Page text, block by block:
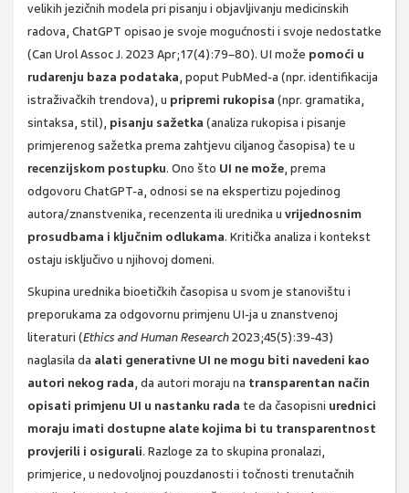
velikih jezičnih modela pri pisanju i objavljivanju medicinskih
radova, ChatGPT opisao je svoje mogućnosti i svoje nedostatke
(Can Urol Assoc J. 2023 Apr;17(4):79–80). UI može pomoći u
rudarenju baza podataka, poput PubMed-a (npr. identifikacija
istraživačkih trendova), u pripremi rukopisa (npr. gramatika,
sintaksa, stil), pisanju sažetka (analiza rukopisa i pisanje
primjerenog sažetka prema zahtjevu ciljanog časopisa) te u
recenzijskom postupku. Ono što UI ne može, prema
odgovoru ChatGPT-a, odnosi se na ekspertizu pojedinog
autora/znanstvenika, recenzenta ili urednika u vrijednosnim
prosudbama i ključnim odlukama. Kritička analiza i kontekst
ostaju isključivo u njihovoj domeni.
Skupina urednika bioetičkih časopisa u svom je stanovištu i
preporukama za odgovornu primjenu UI-ja u znanstvenoj
literaturi (Ethics and Human Research2023;45(5):39-43)
naglasila da alati generativne UI ne mogu biti navedeni kao
autori nekog rada, da autori moraju na transparentan način
opisati primjenu UI u nastanku rada te da časopisni urednici
moraju imati dostupne alate kojima bi tu transparentnost
provjerili i osigurali. Razloge za to skupina pronalazi,
primjerice, u nedovoljnoj pouzdanosti i točnosti trenutačnih